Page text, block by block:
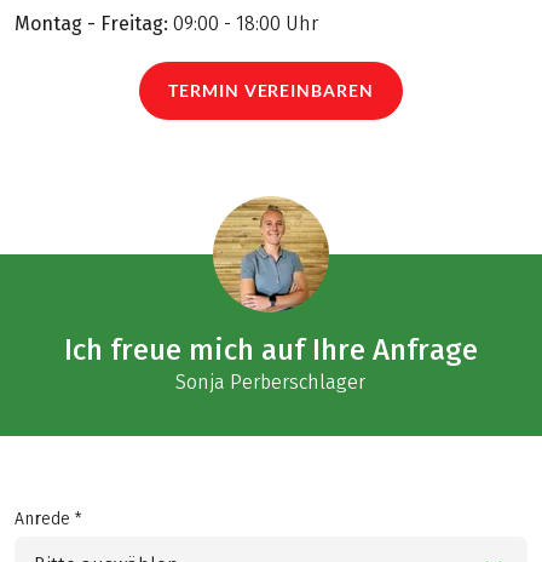
Montag - Freitag: 09:00 - 18:00 Uhr
TERMIN VEREINBAREN
Ich freue mich auf Ihre Anfrage
Sonja Perberschlager
Anrede *